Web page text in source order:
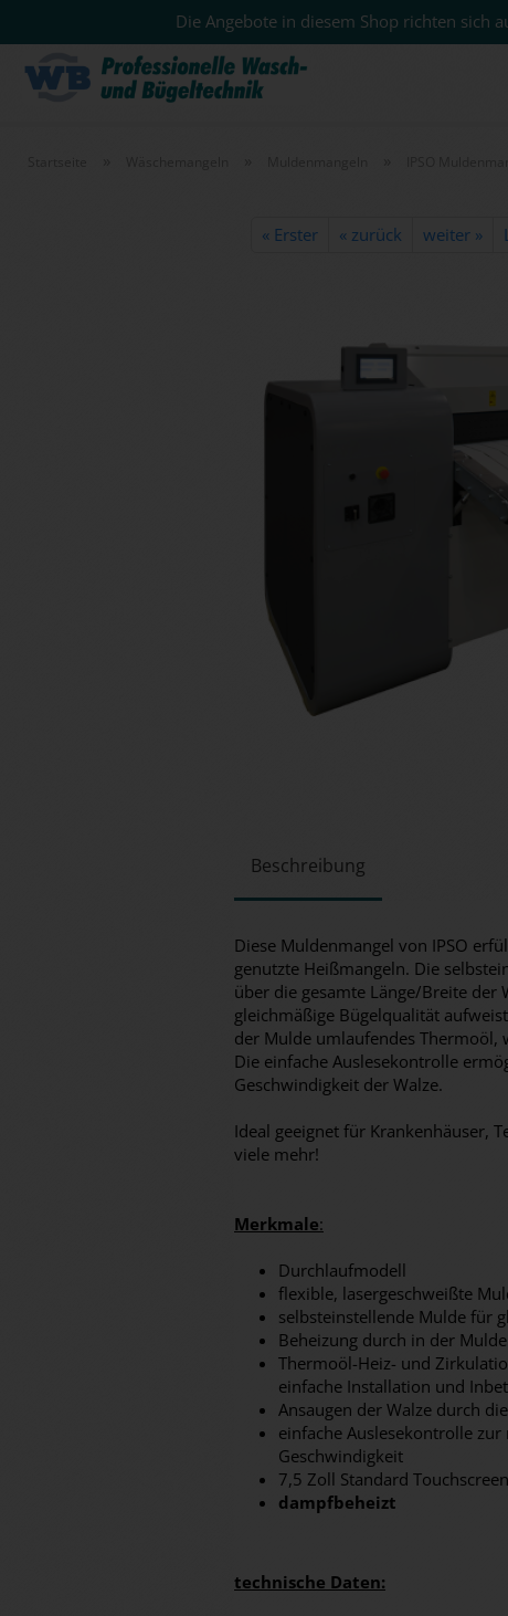
Die Angebote in diesem Shop richten sich
« Erster « zurück weiter »
Beschreibung
Diese Muldenmangel von IPSO
genutzte Heißmangeln. Die
über die gesamte Länge/Breite der
gleichmäßige Bügelqualität
der Mulde umlaufendes Thermoöl,
Die einfache Auslesekontrolle
Geschwindigkeit der Walze.
Ideal geeignet für Krankenhäuser,
viele mehr!
Merkmale:
Durchlaufmodell
flexible, lasergeschweißte
selbsteinstellende Mulde für
Beheizung durch in der
Thermoöl-Heiz- und
einfache Installation und
Ansaugen der Walze durch
einfache Auslesekontrolle
Geschwindigkeit
7,5 Zoll Standard
dampfbeheizt
technische Daten: